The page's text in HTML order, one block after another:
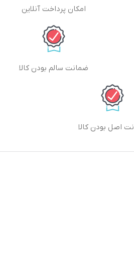
امکان پرداخت آنلاین
ضمانت سالم بودن کالا
اصل بودن کالا